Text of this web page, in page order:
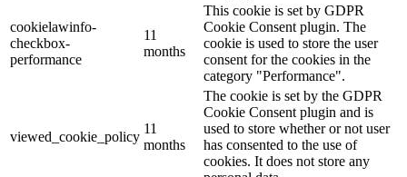
cookielawinfo-
checkbox-
performance
11
months
This cookie is set by GDPR
Cookie Consent plugin. The
cookie is used to store the user
consent for the cookies in the
category "Performance".
viewed_cookie_policy
11
months
The cookie is set by the GDPR
Cookie Consent plugin and is
used to store whether or not user
has consented to the use of
cookies. It does not store any